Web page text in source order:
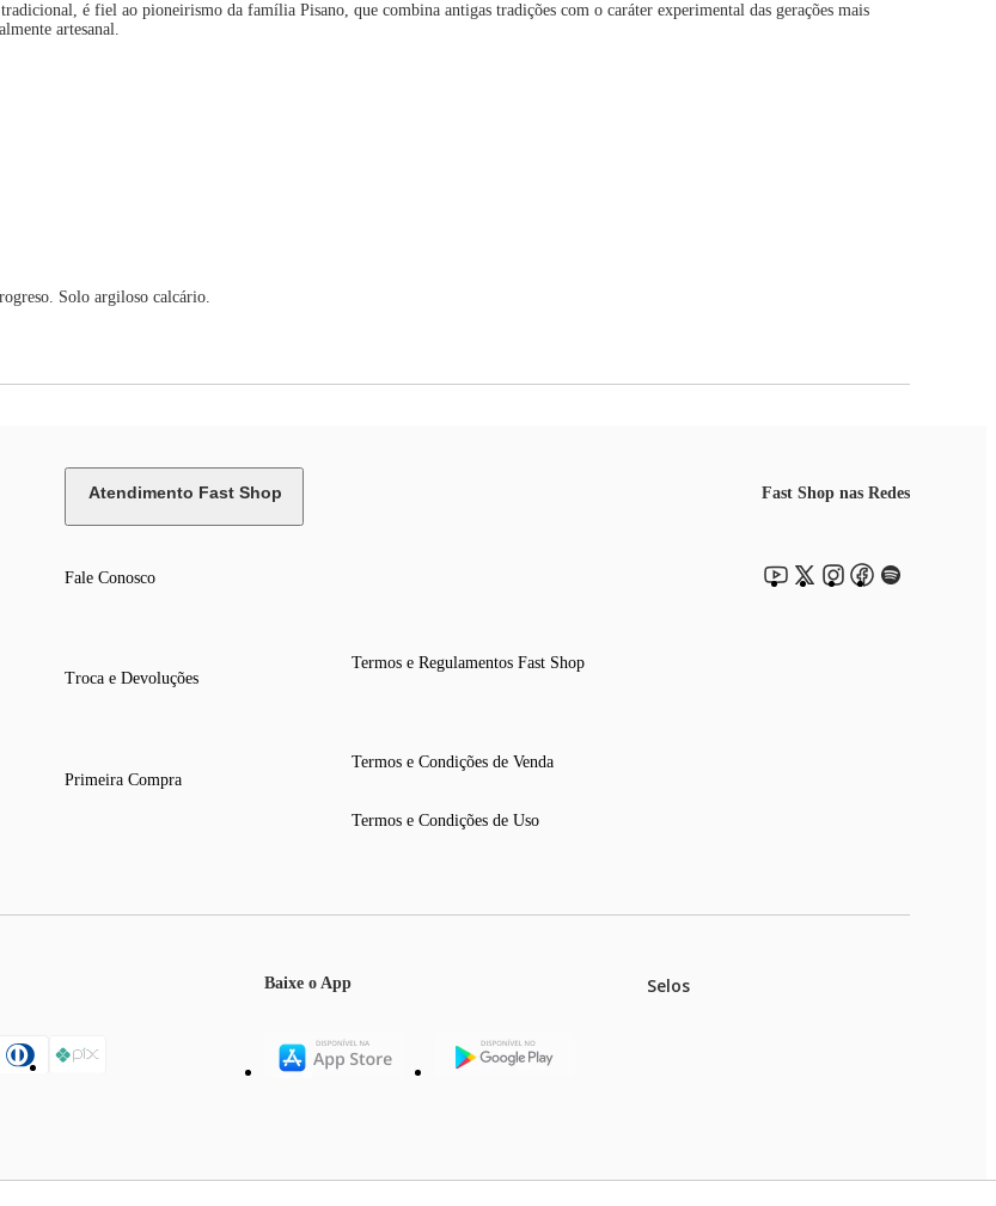
é fiel ao pioneirismo da família Pisano, que combina antigas tradições com o caráter experimental das gerações mais
artesanal.
Solo argiloso calcário.
Atendimento Fast Shop
Fale Conosco
Troca e Devoluções
Primeira Compra
Termos e Regulamentos Fast Shop
Termos e Condições de Venda
Termos e Condições de Uso
Fast Shop nas Redes
Baixe o App Selos